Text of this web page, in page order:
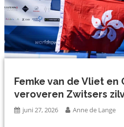
Femke van de Vliet en
veroveren Zwitsers
juni 27, 2026 Anne de Lange